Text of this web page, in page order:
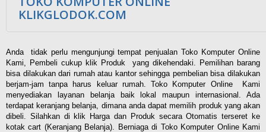
KLIKGLODOK.COM
Anda tidak perlu mengunjungi tempat penjualan Toko Komputer Online
Kami, Pembeli cukup klik Produk yang dikehendaki. Pemilihan barang
bisa dilakukan dari rumah atau kantor sehingga pembelian bisa dilakukan
berjam-jam tanpa harus keluar rumah. Toko Komputer Online Kami
menyediakan layanan belanja baik lokal maupun internasional. Ada
terdapat keranjang belanja, dimana anda dapat memilih produk yang akan
dibeli. Silahkan di klik Harga dan Produk secara Otomatis terseret ke
kotak cart (Keranjang Belanja). Berniaga di Toko Komputer Online Kami